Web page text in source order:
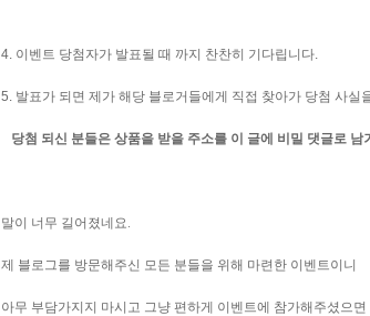
4. 이벤트 당첨자가 발표될 때 까지 찬찬히 기다립니다.
5. 발표가 되면 제가 해당 블로거들에게 직접 찾아가 당첨 사실
당첨 되신 분들은 상품을 받을 주소를 이 글에 비밀 댓글로 남
말이 너무 길어졌네요.
제 블로그를 방문해주신 모든 분들을 위해 마련한 이벤트이니
아무 부담가지지 마시고 그냥 편하게 이벤트에 참가해주셨으면